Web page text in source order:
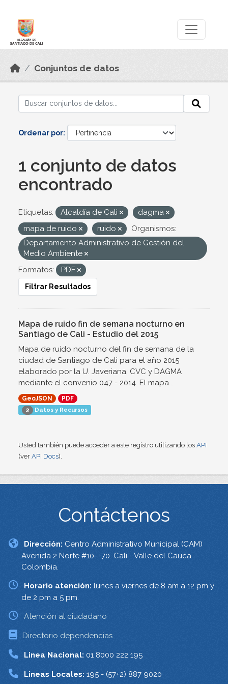
Conjuntos de datos
Ordenar por
1 conjunto de datos
encontrado
Etiquetas: Alcaldía de Cali
dagma
mapa de ruido
ruido
Organismos:
Departamento Administrativo de Gestión del
Medio Ambiente
Formatos:
PDF
Filtrar Resultados
Mapa de ruido fin de semana nocturno en
Santiago de Cali - Estudio del 2015
Mapa de ruido nocturno del fin de semana de la
ciudad de Santiago de Cali para el año 2015
elaborado por la U. Javeriana, CVC y DAGMA
mediante el convenio 047 - 2014. El mapa...
GeoJSON
PDF
2 Datos y Recursos
Usted también puede acceder a este registro utilizando los API
(ver API Docs).
Contáctenos
Dirección: Centro Administrativo Municipal (CAM)
Avenida 2 Norte #10 - 70. Cali - Valle del Cauca -
Colombia.
Horario atención: lunes a viernes de 8 am a 12 pm y
de 2 pm a 5 pm.
Atención al ciudadano
Directorio dependencias
Linea Nacional: 01 8000 222 195
Lineas Locales: 195 - (57+2) 887 9020